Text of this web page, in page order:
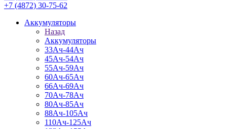
+7 (4872) 30-75-62
Аккумуляторы
Назад
Аккумуляторы
33Ач-44Ач
45Ач-54Ач
55Ач-59Ач
60Ач-65Ач
66Ач-69Ач
70Ач-78Ач
80Ач-85Ач
88Ач-105Ач
110Ач-125Ач